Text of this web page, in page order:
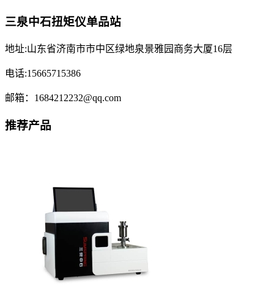
三泉中石扭矩仪单品站
地址:山东省济南市市中区绿地泉景雅园商务大厦16层
电话:15665715386
邮箱：1684212232@qq.com
推荐产品